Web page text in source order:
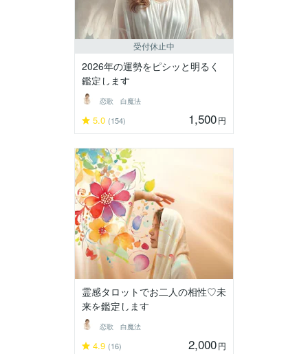
受付休止中
2026年の運勢をピシッと明るく
鑑定します
恋歌 白魔法
5.0 (154) 1,500円
霊感タロットでお二人の相性♡未
来を鑑定します
恋歌 白魔法
4.9 (16) 2,000円